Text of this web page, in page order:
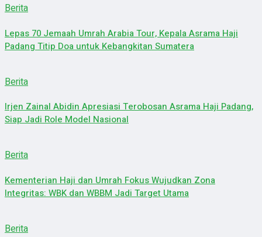
Berita
Lepas 70 Jemaah Umrah Arabia Tour, Kepala Asrama Haji
Padang Titip Doa untuk Kebangkitan Sumatera
Berita
Irjen Zainal Abidin Apresiasi Terobosan Asrama Haji Padang,
Siap Jadi Role Model Nasional
Berita
Kementerian Haji dan Umrah Fokus Wujudkan Zona
Integritas: WBK dan WBBM Jadi Target Utama
Berita